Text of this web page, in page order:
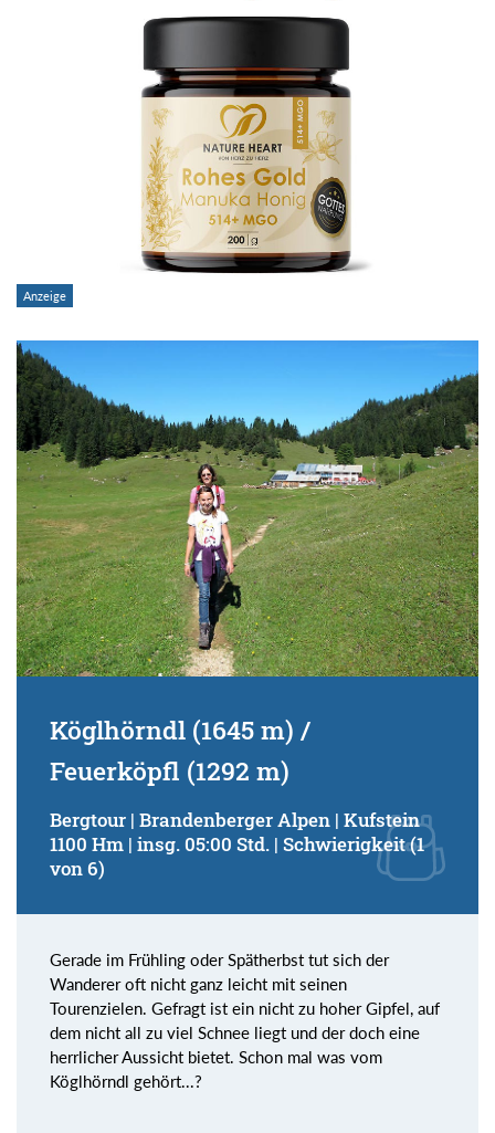
Köglhörndl (1645 m) /
Feuerköpfl (1292 m)
Bergtour | Brandenberger Alpen | Kufstein
1100 Hm | insg. 05:00 Std. | Schwierigkeit (1
von 6)
Gerade im Frühling oder Spätherbst tut sich der
Wanderer oft nicht ganz leicht mit seinen
Tourenzielen. Gefragt ist ein nicht zu hoher Gipfel, auf
dem nicht all zu viel Schnee liegt und der doch eine
herrlicher Aussicht bietet. Schon mal was vom
Köglhörndl gehört...?